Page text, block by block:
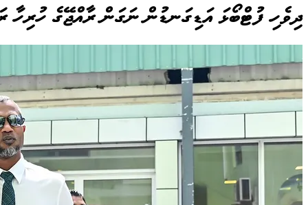
ދިވެހި ފުޓްބޯޅަ އަޑިގަނޑުން ނަގަން ރާއްޖޭގެ ހުރިހާ